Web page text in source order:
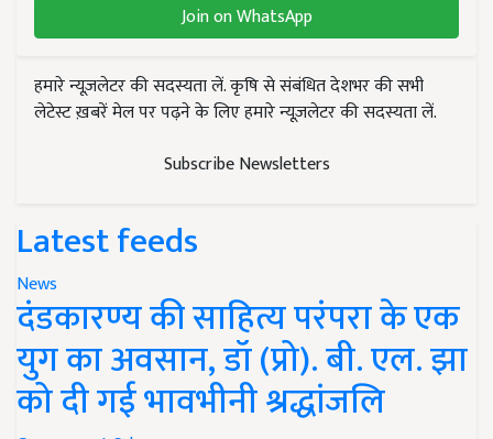
Join on WhatsApp
हमारे न्यूज़लेटर की सदस्यता लें. कृषि से संबंधित देशभर की सभी
लेटेस्ट ख़बरें मेल पर पढ़ने के लिए हमारे न्यूज़लेटर की सदस्यता लें.
Subscribe Newsletters
Latest feeds
News
दंडकारण्य की साहित्य परंपरा के एक
युग का अवसान, डॉ (प्रो). बी. एल. झा
को दी गई भावभीनी श्रद्धांजलि